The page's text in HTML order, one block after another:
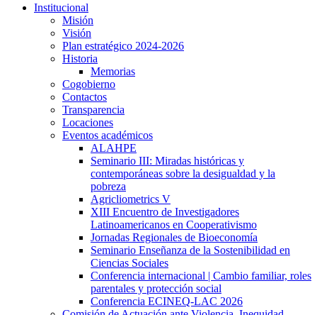
Institucional
Misión
Visión
Plan estratégico 2024-2026
Historia
Memorias
Cogobierno
Contactos
Transparencia
Locaciones
Eventos académicos
ALAHPE
Seminario III: Miradas históricas y
contemporáneas sobre la desigualdad y la
pobreza
Agricliometrics V
XIII Encuentro de Investigadores
Latinoamericanos en Cooperativismo
Jornadas Regionales de Bioeconomía
Seminario Enseñanza de la Sostenibilidad en
Ciencias Sociales
Conferencia internacional | Cambio familiar, roles
parentales y protección social
Conferencia ECINEQ-LAC 2026